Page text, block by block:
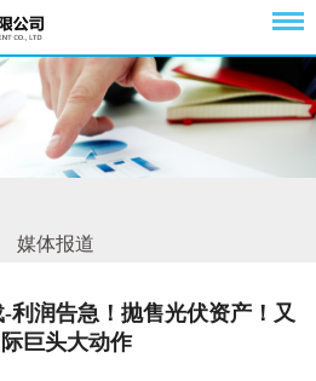
媒体报道
利润告急！抛售光伏资产！又
巨头大动作